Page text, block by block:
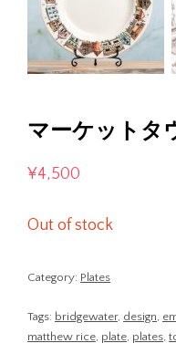
マーケットタ
¥4,500
Out of stock
Category: Plates
Tags: bridgewater, design
matthew rice plate plates